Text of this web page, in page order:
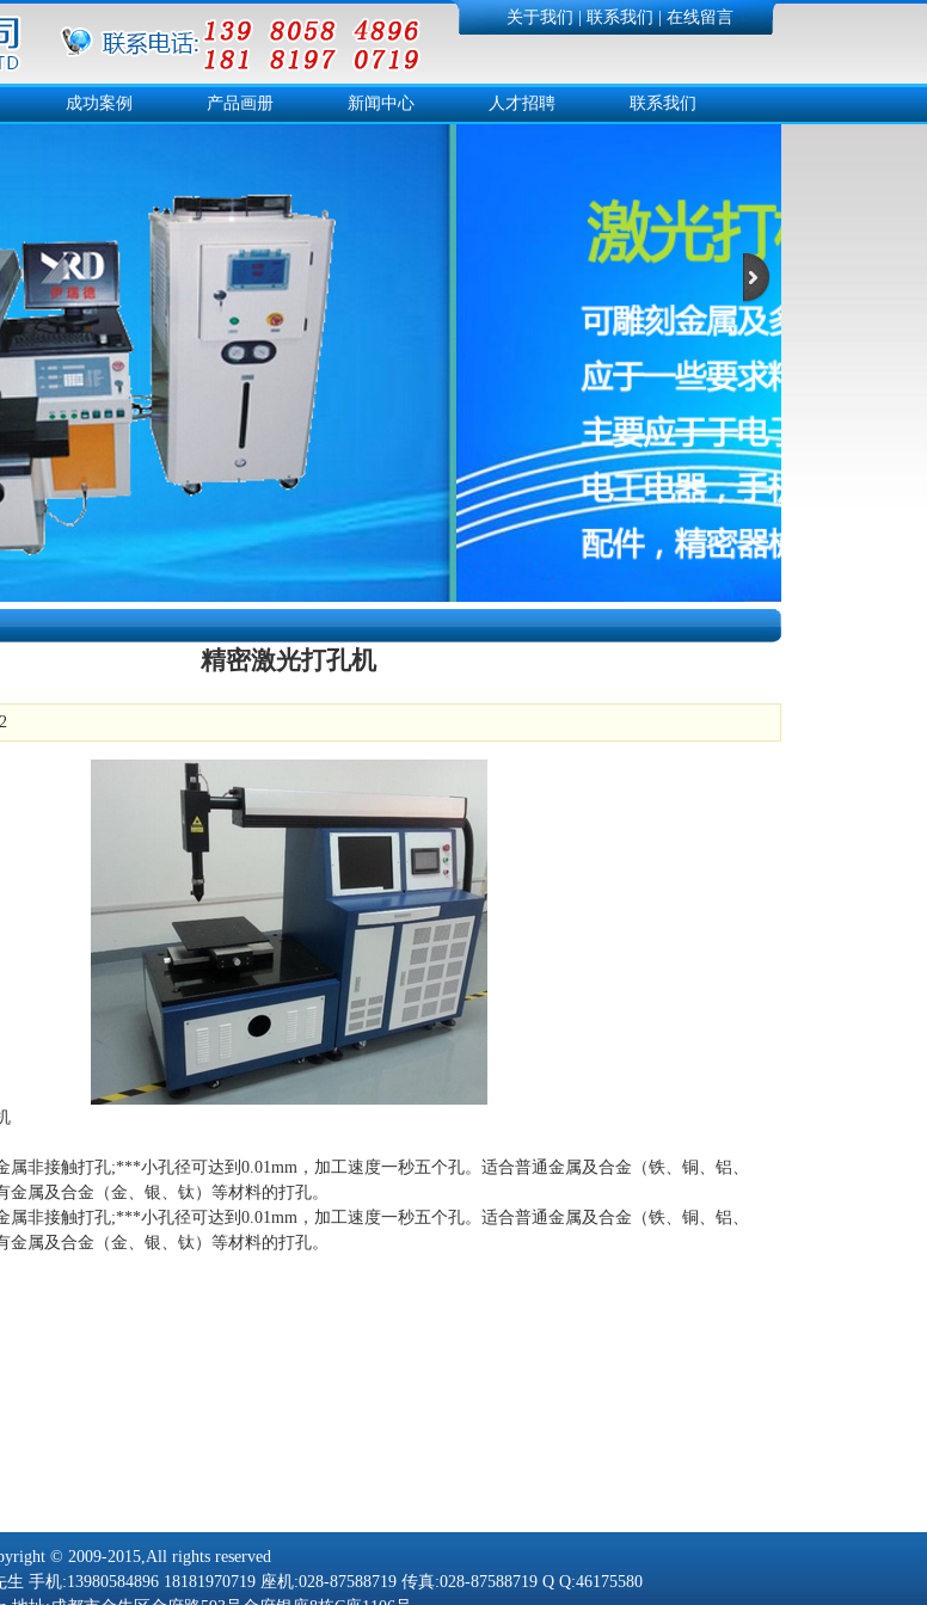
关于我们|联系我们|在线留言
成功案例 产品画册 新闻中心 人才招聘 联系我们
精密激光打孔机
属非接触打孔;***小孔径可达到0.01mm，加工速度一秒五个孔。适合普通金属及合金（铁、铜、铝、
属及合金（金、银、钛）等材料的打孔。
属非接触打孔;***小孔径可达到0.01mm，加工速度一秒五个孔。适合普通金属及合金（铁、铜、铝、
属及合金（金、银、钛）等材料的打孔。
© 2009-2015,All rights reserved
机:13980584896 18181970719 座机:028-87588719 传真:028-87588719 Q Q:46175580